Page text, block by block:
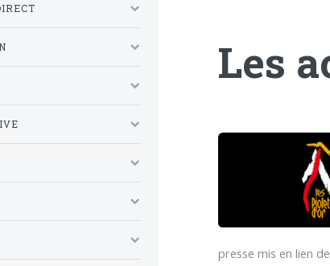
Les
presse mis en lien